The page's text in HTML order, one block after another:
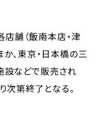
舗（飯南本店・津
、東京・日本橋の三
設などで販売され
次第終了となる。